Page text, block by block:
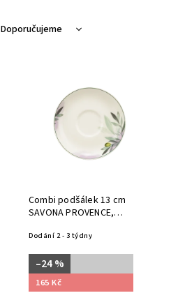
Doporučujeme
Nejprodávanější
Combi podšálek 13 cm
SAVONA PROVENCE,
Dodání 2 - 3 týdny
–24 %
165 Kč